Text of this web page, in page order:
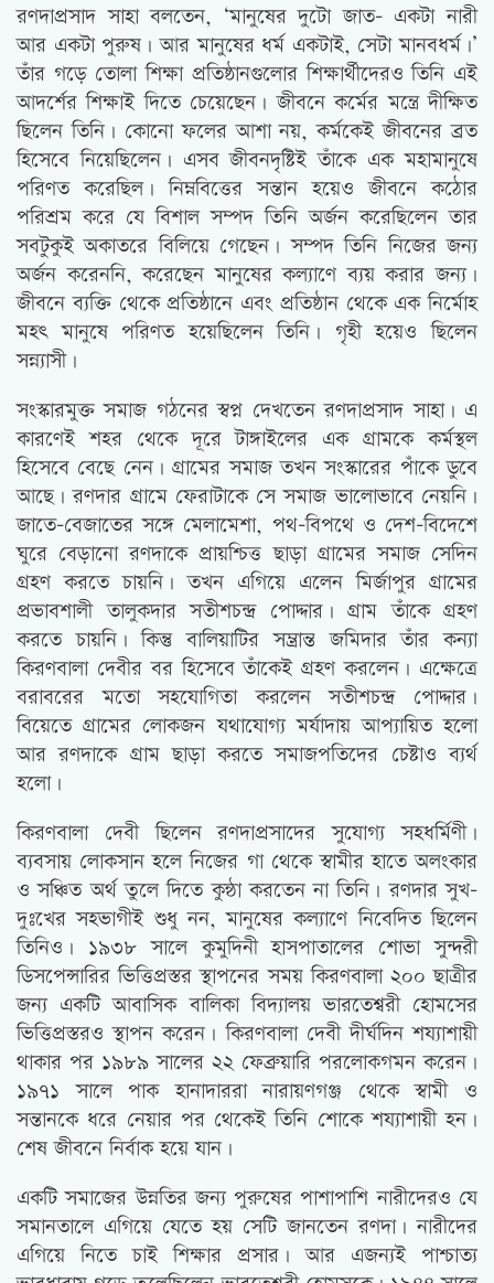
রণদাপ্রসাদ সাহা বলতেন, ‘মানুষের দুটো জাত- একটা নারী
আর একটা পুরুষ। আর মানুষের ধর্ম একটাই, সেটা মানবধর্ম।’
তাঁর গড়ে তোলা শিক্ষা প্রতিষ্ঠানগুলোর শিক্ষার্থীদেরও তিনি এই
আদর্শের শিক্ষাই দিতে চেয়েছেন। জীবনে কর্মের মন্ত্রে দীক্ষিত
ছিলেন তিনি। কোনো ফলের আশা নয়, কর্মকেই জীবনের ব্রত
হিসেবে নিয়েছিলেন। এসব জীবনদৃষ্টিই তাঁকে এক মহামানুষে
পরিণত করেছিল। নিম্নবিত্তের সন্তান হয়েও জীবনে কঠোর
পরিশ্রম করে যে বিশাল সম্পদ তিনি অর্জন করেছিলেন তার
সবটুকুই অকাতরে বিলিয়ে গেছেন। সম্পদ তিনি নিজের জন্য
অর্জন করেননি, করেছেন মানুষের কল্যাণে ব্যয় করার জন্য।
জীবনে ব্যক্তি থেকে প্রতিষ্ঠানে এবং প্রতিষ্ঠান থেকে এক নির্মোহ
মহত্‍ মানুষে পরিণত হয়েছিলেন তিনি। গৃহী হয়েও ছিলেন
সন্ন্যাসী।
সংস্কারমুক্ত সমাজ গঠনের স্বপ্ন দেখতেন রণদাপ্রসাদ সাহা। এ
কারণেই শহর থেকে দূরে টাঙ্গাইলের এক গ্রামকে কর্মস্থল
হিসেবে বেছে নেন। গ্রামের সমাজ তখন সংস্কারের পাঁকে ডুবে
আছে। রণদার গ্রামে ফেরাটাকে সে সমাজ ভালোভাবে নেয়নি।
জাতে-বেজাতের সঙ্গে মেলামেশা, পথ-বিপথে ও দেশ-বিদেশে
ঘুরে বেড়ানো রণদাকে প্রায়শ্চিত্ত ছাড়া গ্রামের সমাজ সেদিন
গ্রহণ করতে চায়নি। তখন এগিয়ে এলেন মির্জাপুর গ্রামের
প্রভাবশালী তালুকদার সতীশচন্দ্র পোদ্দার। গ্রাম তাঁকে গ্রহণ
করতে চায়নি। কিন্তু বালিয়াটির সম্ভ্রান্ত জমিদার তাঁর কন্যা
কিরণবালা দেবীর বর হিসেবে তাঁকেই গ্রহণ করলেন। এক্ষেত্রে
বরাবরের মতো সহযোগিতা করলেন সতীশচন্দ্র পোদ্দার।
বিয়েতে গ্রামের লোকজন যথাযোগ্য মর্যাদায় আপ্যায়িত হলো
আর রণদাকে গ্রাম ছাড়া করতে সমাজপতিদের চেষ্টাও ব্যর্থ
হলো।
কিরণবালা দেবী ছিলেন রণদাপ্রসাদের সুযোগ্য সহধর্মিণী।
ব্যবসায় লোকসান হলে নিজের গা থেকে স্বামীর হাতে অলংকার
ও সঞ্চিত অর্থ তুলে দিতে কুন্ঠা করতেন না তিনি। রণদার সুখ-
দুঃখের সহভাগীই শুধু নন, মানুষের কল্যাণে নিবেদিত ছিলেন
তিনিও। ১৯৩৮ সালে কুমুদিনী হাসপাতালের শোভা সুন্দরী
ডিসপেন্সারির ভিত্তিপ্রস্তর স্থাপনের সময় কিরণবালা ২০০ ছাত্রীর
জন্য একটি আবাসিক বালিকা বিদ্যালয় ভারতেশ্বরী হোমসের
ভিত্তিপ্রস্তরও স্থাপন করেন। কিরণবালা দেবী দীর্ঘদিন শয্যাশায়ী
থাকার পর ১৯৮৯ সালের ২২ ফেব্রুয়ারি পরলোকগমন করেন।
১৯৭১ সালে পাক হানাদাররা নারায়ণগঞ্জ থেকে স্বামী ও
সন্তানকে ধরে নেয়ার পর থেকেই তিনি শোকে শয্যাশায়ী হন।
শেষ জীবনে নির্বাক হয়ে যান।
একটি সমাজের উন্নতির জন্য পুরুষের পাশাপাশি নারীদেরও যে
সমানতালে এগিয়ে যেতে হয় সেটি জানতেন রণদা। নারীদের
এগিয়ে নিতে চাই শিক্ষার প্রসার। আর এজন্যই পাশ্চাত্য